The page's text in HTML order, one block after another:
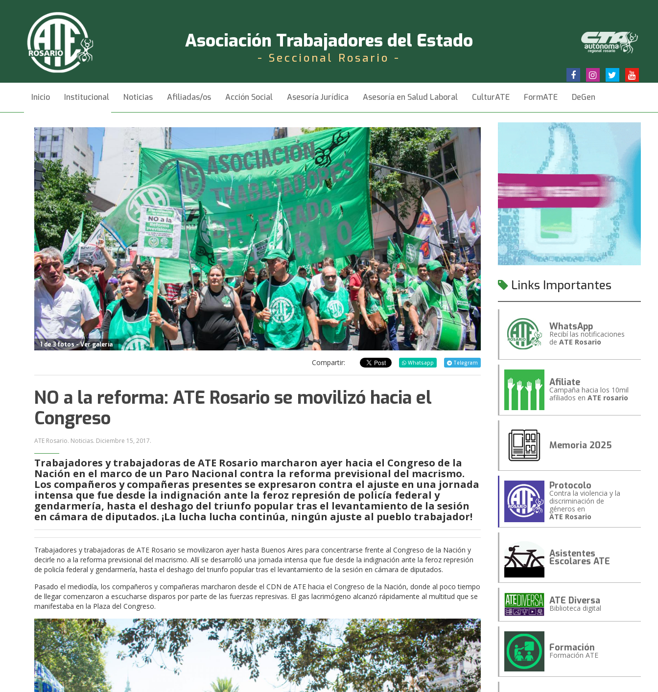
Asociación Trabajadores del Estado
- Seccional Rosario -
Inicio Institucional Noticias Afiliadas/os Acción Social Asesoría Jurídica Asesoría en Salud Laboral CulturATE FormATE DeGen
Videos Contacto
1 de 3 fotos - Ver galería
Telegram
Whatsapp
Compartir:
NO a la reforma: ATE Rosario se movilizó hacia el
Congreso
ATE Rosario. Noticias. Diciembre 15, 2017.
Trabajadores y trabajadoras de ATE Rosario marcharon ayer hacia el Congreso de la
Nación en el marco de un Paro Nacional contra la reforma previsional del macrismo.
Los compañeros y compañeras presentes se expresaron contra el ajuste en una jornada
intensa que fue desde la indignación ante la feroz represión de policía federal y
gendarmería, hasta el deshago del triunfo popular tras el levantamiento de la sesión
en cámara de diputados. ¡La lucha lucha continúa, ningún ajuste al pueblo trabajador!
Trabajadores y trabajadoras de ATE Rosario se movilizaron ayer hasta Buenos Aires para concentrarse frente al Congreso de la Nación y
decirle no a la reforma previsional del macrismo. Allí se desarrolló una jornada intensa que fue desde la indignación ante la feroz represión
de policía federal y gendarmería, hasta el deshago del triunfo popular tras el levantamiento de la sesión en cámara de diputados.
Pasado el mediodía, los compañeros y compañeras marcharon desde el CDN de ATE hacia el Congreso de la Nación, donde al poco tiempo
de llegar comenzaron a escucharse disparos por parte de las fuerzas represivas. El gas lacrimógeno alcanzó rápidamente al multitud que se
manifestaba en la Plaza del Congreso.
Links Importantes
WhatsApp
Recibí las notificaciones
de ATE Rosario
Afiliate
Campaña hacia los 10mil
afiliados en ATE rosario
Memoria 2025
Protocolo
Contra la violencia y la
discriminación de
géneros en
ATE Rosario
Asistentes
Escolares ATE
ATE Diversa
Biblioteca digital
Formación
Formación ATE